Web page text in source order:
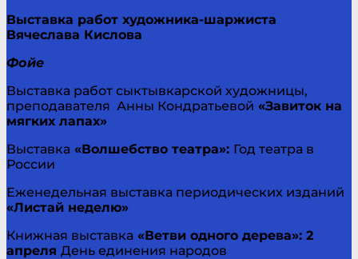
Выставка работ художника-шаржиста
Вячеслава Кислова
Фойе
Выставка работ сыктывкарской художницы,
преподавателя Анны Кондратьевой «Завиток на
мягких лапах»
Выставка «Волшебство театра»: Год театра в
России
Еженедельная выставка периодических изданий
«Листай неделю»
Книжная выставка «Ветви одного дерева»: 2
апреля День единения народов